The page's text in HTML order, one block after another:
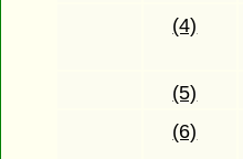
(4)
(5)
(6)